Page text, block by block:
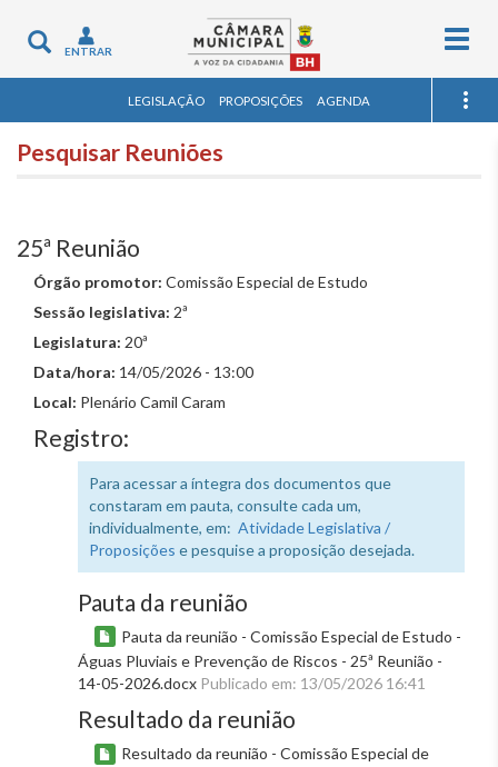
Toggle
navigation
ENTRAR
LEGISLAÇÃO PROPOSIÇÕES AGENDA
Pesquisar Reuniões
25ª Reunião
Órgão promotor: Comissão Especial de Estudo
Sessão legislativa: 2ª
Legislatura: 20ª
Data/hora: 14/05/2026 - 13:00
Local: Plenário Camil Caram
Registro:
Para acessar a íntegra dos documentos que
constaram em pauta, consulte cada um,
individualmente, em: Atividade Legislativa /
Proposições e pesquise a proposição desejada.
Pauta da reunião
Pauta da reunião - Comissão Especial de Estudo -
Águas Pluviais e Prevenção de Riscos - 25ª Reunião -
14-05-2026.docx Publicado em: 13/05/2026 16:41
Resultado da reunião
Resultado da reunião - Comissão Especial de